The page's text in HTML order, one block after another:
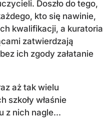
Doszło do tego,
kto się nawinie,
kwalifikacji, a kuratoria
zatwierdzają
ich zgody załatanie
aż tak wielu
szkoły właśnie
z nich nagle...